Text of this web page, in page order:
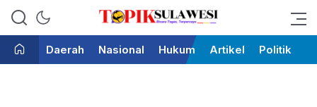
Topik Sulawesi
Bicara Tegas Terpercaya
Daerah
Nasional Hukum Artikel Politik